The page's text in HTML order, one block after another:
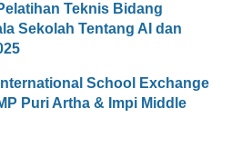
Teknis Bidang
Sekolah Tentang AI dan
School Exchange
Puri Artha & Impi Middle